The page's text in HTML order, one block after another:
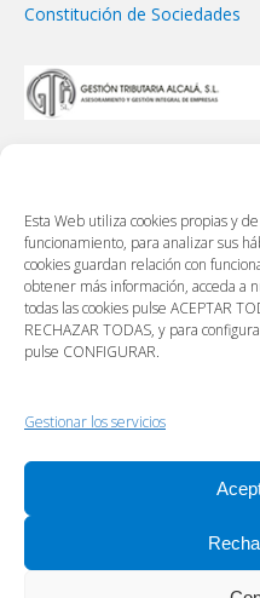
Esta Web utiliza cookies propias y
funcionamiento, para analizar sus
cookies guardan relación con
obtener más información, acceda a
todas las cookies pulse ACEPTAR
RECHAZAR TODAS, y para
pulse CONFIGURAR.
Gestionar los servicios
Constitución de Sociedades